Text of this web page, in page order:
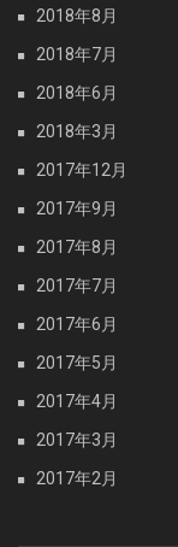
2018年8月
2018年7月
2018年6月
2018年3月
2017年12月
2017年9月
2017年8月
2017年7月
2017年6月
2017年5月
2017年4月
2017年3月
2017年2月